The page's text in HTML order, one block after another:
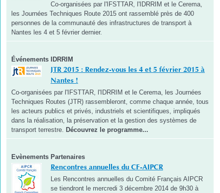
Co-organisées par l'IFSTTAR, l'IDRRIM et le Cerema,
les Journées Techniques Route 2015 ont rassemblé près de 400
personnes de la communauté des infrastructures de transport à
Nantes les 4 et 5 février dernier.
Événements IDRRIM
JTR 2015 : Rendez-vous les 4 et 5 février 2015 à
Nantes !
Co-organisées par l'IFSTTAR, l'IDRRIM et le Cerema, les Journées
Techniques Routes (JTR) rassembleront, comme chaque année, tous
les acteurs publics et privés, industriels et scientifiques, impliqués
dans la réalisation, la préservation et la gestion des systèmes de
transport terrestre. Découvrez le programme...
Evènements Partenaires
Rencontres annuelles du CF-AIPCR
Les Rencontres annuelles du Comité Français AIPCR
se tiendront le mercredi 3 décembre 2014 de 9h30 à